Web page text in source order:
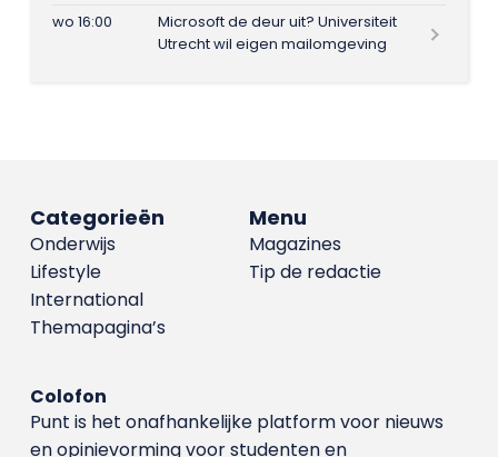
wo 16:00
Microsoft de deur uit? Universiteit
Utrecht wil eigen mailomgeving
Menu
Magazines
Tip de redactie
Categorieën
Onderwijs
Lifestyle
International
Themapagina’s
Colofon
Punt is het onafhankelijke platform voor nieuws
en opinievorming voor studenten en